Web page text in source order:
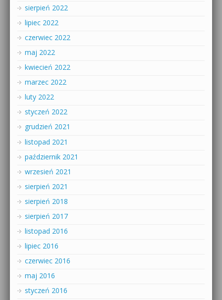
sierpień 2022
lipiec 2022
czerwiec 2022
maj 2022
kwiecień 2022
marzec 2022
luty 2022
styczeń 2022
grudzień 2021
listopad 2021
październik 2021
wrzesień 2021
sierpień 2021
sierpień 2018
sierpień 2017
listopad 2016
lipiec 2016
czerwiec 2016
maj 2016
styczeń 2016